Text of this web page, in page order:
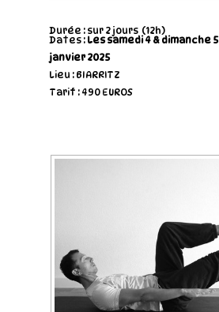
Durée : sur 2 jours (12h)
Dates : Les samedi 4 & dimanche 5
janvier2025
Lieu : BIARRITZ
Tarif : 490 EUROS